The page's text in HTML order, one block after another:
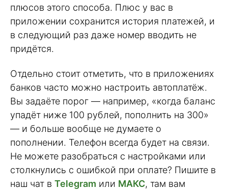
плюсов этого способа. Плюс у вас в
приложении сохранится история платежей, и
в следующий раз даже номер вводить не
придётся.
Отдельно стоит отметить, что в приложениях
банков часто можно настроить автоплатёж.
Вы задаёте порог — например, «когда баланс
упадёт ниже 100 рублей, пополнить на 300»
— и больше вообще не думаете о
пополнении. Телефон всегда будет на связи.
Не можете разобраться с настройками или
столкнулись с ошибкой при оплате? Пишите в
наш чат в Telegram или МАКС, там вам